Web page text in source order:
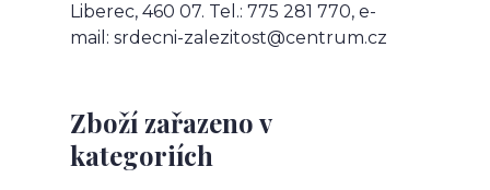
Liberec, 460 07. Tel.: 775 281 770, e-
mail: srdecni-zalezitost@centrum.cz
Zboží zařazeno v
kategoriích